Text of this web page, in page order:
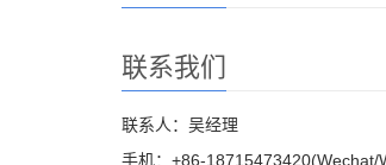
联系我们
联系人：吴经理
手机：+86-18715473420(Wechat/